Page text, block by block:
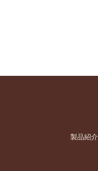
製品紹介